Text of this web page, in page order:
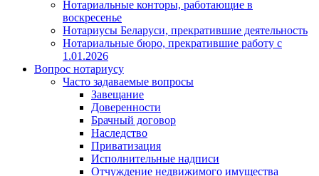
Нотариальные конторы, работающие в
воскресенье
Нотариусы Беларуси, прекратившие деятельность
Нотариальные бюро, прекратившие работу с
1.01.2026
Вопрос нотариусу
Часто задаваемые вопросы
Завещание
Доверенности
Брачный договор
Наследство
Приватизация
Исполнительные надписи
Отчуждение недвижимого имущества